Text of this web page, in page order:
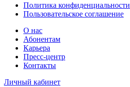
Политика конфиденциальности
Пользовательское соглашение
О нас
Абонентам
Карьера
Пресс-центр
Контакты
Личный кабинет